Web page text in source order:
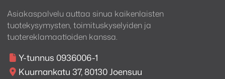
Vahvistimen koteloinnissa on tyylikkäitä hopeisia
yksityiskohtia, ja käytettävyyttä ajatellen sivupaneliin
on sijoitettu äänenvoimakkuuden ja mykistyksen
säätimet.
Asiakaspalvelu auttaa sinua kaikenlaisten
tuotekysymysten, toimituskyselyiden ja
tuotereklamaatioiden kanssa.
Y-tunnus 0936006-1
Kuurnankatu 37, 80130 Joensuu